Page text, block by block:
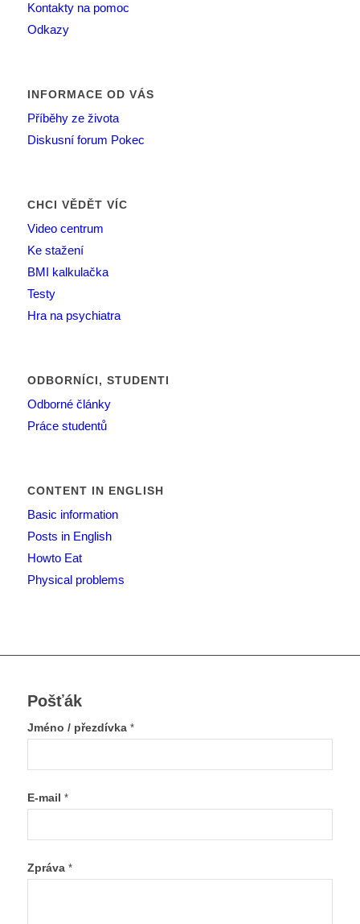
Kontakty na pomoc
Odkazy
INFORMACE OD VÁS
Příběhy ze života
Diskusní forum Pokec
CHCI VĚDĚT VÍC
Video centrum
Ke stažení
BMI kalkulačka
Testy
Hra na psychiatra
ODBORNÍCI, STUDENTI
Odborné články
Práce studentů
CONTENT IN ENGLISH
Basic information
Posts in English
Howto Eat
Physical problems
Pošťák
Jméno / přezdívka *
E-mail *
Zpráva *